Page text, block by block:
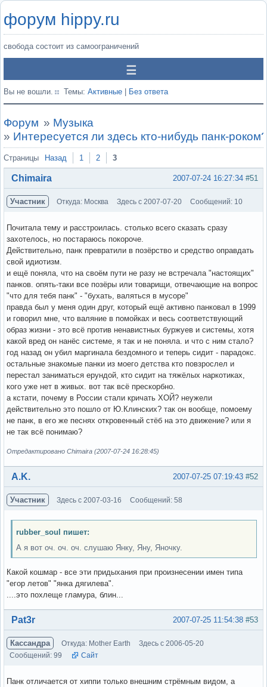
форум hippy.ru
свобода состоит из самоограничений
Вы не вошли. Темы: Активные Без ответа
Форум » Музыка
» Интересуется ли здесь кто-нибудь панк-роком?
Страницы Назад 1 2 3
#51
2007-07-24 16:27:34
Chimaira
Участник Откуда: Москва Здесь с 2007-07-20 Сообщений: 10
Почитала тему и расстроилась. столько всего сказать сразу
захотелось, но постараюсь покороче.
Действительно, панк превратили в позёрство и средство оправдать
свой идиотизм.
и ещё поняла, что на своём пути не разу не встречала "настоящих"
панков. опять-таки все позёры или товарищи, отвечающие на вопрос
"что для тебя панк" - "бухать, валяться в мусоре"
правда был у меня один друг, который ещё активно панковал в 1999
и говорил мне, что валяние в помойках и весь соответствующий
образ жизни - это всё против ненавистных буржуев и системы, хотя
какой вред он нанёс системе, я так и не поняла. и что с ним стало?
год назад он убил маргинала бездомного и теперь сидит - парадокс.
остальные знакомые панки из моего детства кто повзрослел и
перестал заниматься ерундой, кто сидит на тяжёлых наркотиках,
кого уже нет в живых. вот так всё прескорбно.
а кстати, почему в России стали кричать ХОЙ? неужели
действительно это пошло от Ю.Клинских? так он вообще, помоему
не панк, в его же песнях откровенный стёб на это движение? или я
не так всё понимаю?
Отредактировано Chimaira (2007-07-24 16:28:45)
Вне форума #52
2007-07-25 07:19:43
A.K.
Участник Здесь с 2007-03-16 Сообщений: 58
rubber_soul пишет:
А я вот оч. оч. оч. слушаю Янку, Яну, Яночку.
Какой кошмар - все эти придыхания при произнесении имен типа
"егор летов" "янка дягилева".
....это похлеще гламура, блин...
Вне форума #53
2007-07-25 11:54:38
Pat3r
Кассандра Откуда: Mother Earth
Здесь с 2006-05-20
Сообщений: 99
Сайт
Панк отличается от хиппи только внешним стрёмным видом, а